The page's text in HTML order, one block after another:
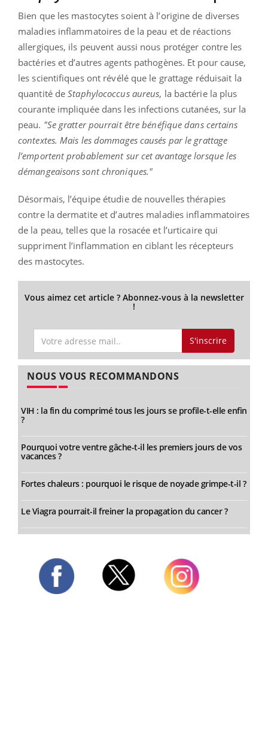
Bien que les mastocytes soient à l’origine de diverses
maladies inflammatoires de la peau et de réactions
allergiques, ils peuvent aussi nous protéger contre les
bactéries et d’autres agents pathogènes. Et pour cause,
les scientifiques ont révélé que le grattage réduisait la
quantité deStaphylococcus aureus, la bactérie la plus
courante impliquée dans les infections cutanées, sur la
peau. "Se gratter pourrait être bénéfique dans certains
contextes. Mais les dommages causés par le grattage
l’emportent probablement sur cet avantage lorsque les
démangeaisons sont chroniques."
Désormais, l’équipe étudie de nouvelles thérapies
contre la dermatite et d’autres maladies inflammatoires
de la peau, telles que la rosacée et l’urticaire qui
suppriment l’inflammation en ciblant les récepteurs
des mastocytes.
Vous aimez cet article ? Abonnez-vous à la newsletter
!
S'inscrire
NOUS VOUS RECOMMANDONS
VIH : la fin du comprimé tous les jours se profile-t-elle enfin
?
Pourquoi votre ventre gâche-t-il les premiers jours de vos
vacances ?
Fortes chaleurs : pourquoi le risque de noyade grimpe-t-il ?
Le Viagra pourrait-il freiner la propagation du cancer ?